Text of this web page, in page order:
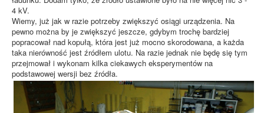
4 kV.
Wiemy, już jak w razie potrzeby zwiększyć osiągi urządzenia. Na
pewno można by je zwiększyć jeszcze, gdybym trochę bardziej
popracował nad kopułą, która jest już mocno skorodowana, a każda
taka nierówność jest źródłem ulotu. Na razie jednak nie będę się tym
przejmował i wykonam kilka ciekawych eksperymentów na
podstawowej wersji bez źródła.